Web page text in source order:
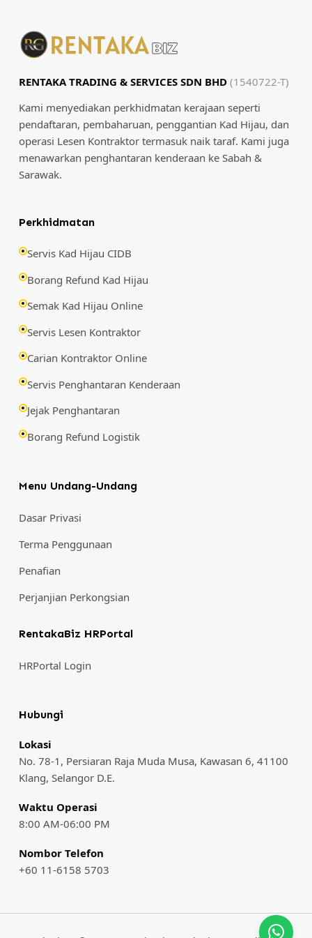
RENTAKA TRADING & SERVICES SDN BHD (1540722-T)
Kami menyediakan perkhidmatan kerajaan seperti
pendaftaran, pembaharuan, penggantian Kad Hijau, dan
operasi Lesen Kontraktor termasuk naik taraf. Kami juga
menawarkan penghantaran kenderaan ke Sabah &
Sarawak.
Perkhidmatan
Servis Kad Hijau CIDB
Borang Refund Kad Hijau
Semak Kad Hijau Online
Servis Lesen Kontraktor
Carian Kontraktor Online
Servis Penghantaran Kenderaan
Jejak Penghantaran
Borang Refund Logistik
Menu Undang-Undang
Dasar Privasi
Terma Penggunaan
Penafian
Perjanjian Perkongsian
RentakaBiz HRPortal
HRPortal Login
Hubungi
Lokasi
No. 78-1, Persiaran Raja Muda Musa, Kawasan 6, 41100
Klang, Selangor D.E.
Waktu Operasi
8:00 AM-06:00 PM
Nombor Telefon
+60 11-6158 5703